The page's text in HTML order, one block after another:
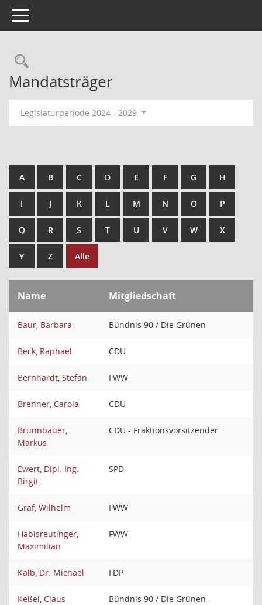
Toggle navigation
Mandatsträger
Legislaturperiode 2024 - 2029
A B C D E F G H
I J K L M N O P
Q R S T U V W X
Y Z Alle
Name Mitgliedschaft
Baur, Barbara Bündnis 90 / Die Grünen
Beck, Raphael CDU
Bernhardt, Stefan FWW
Brenner, Carola CDU
Brunnbauer,
Markus
CDU - Fraktionsvorsitzender
Ewert, Dipl. Ing.
Birgit
SPD
Graf, Wilhelm FWW
Habisreutinger,
Maximilian
FWW
Kalb, Dr. Michael FDP
Keßel, Claus
Bündnis 90 / Die Grünen -